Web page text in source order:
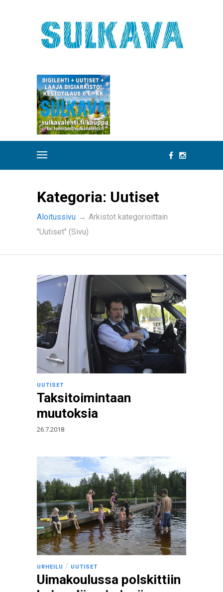
Kategoria: Uutiset
Aloitussivu → Arkistot kategorioittain
"Uutiset" (Sivu)
UUTISET
Taksitoimintaan
muutoksia
26.7.2018
URHEILU / UUTISET
Uimakoulussa polskittiin